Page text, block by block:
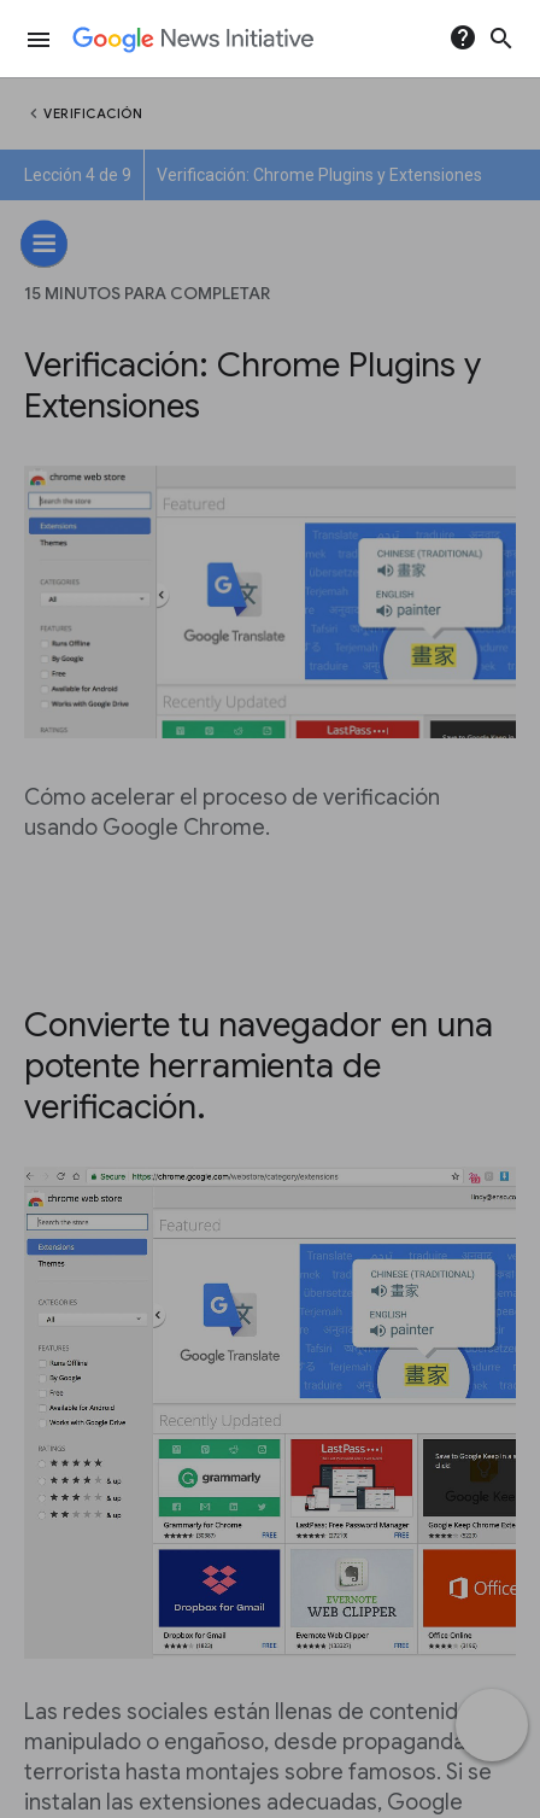
menu help search
chevron_left VERIFICACIÓN
Lección 4 de 9 Verificación: Chrome Plugins y Extensiones
15 MINUTOS PARA COMPLETAR
Verificación: Chrome Plugins y
Extensiones
Cómo acelerar el proceso de verificación
usando Google Chrome.
Convierte tu navegador en una
potente herramienta de
verificación.
Las redes sociales están llenas de contenido
manipulado o engañoso, desde propaganda
terrorista hasta montajes sobre famosos. Si se
instalan las extensiones adecuadas, Google